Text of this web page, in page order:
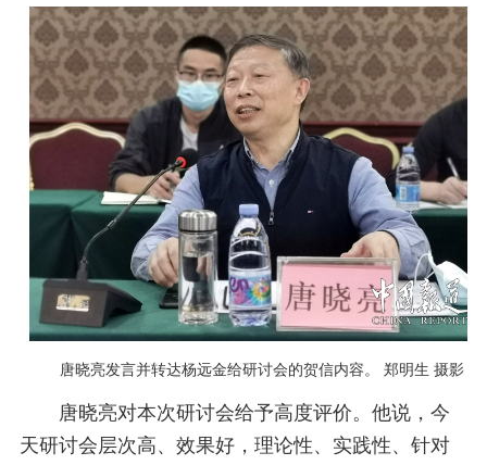
唐晓亮发言并转达杨远金给研讨会的贺信内容。 郑明生 摄影
唐晓亮对本次研讨会给予高度评价。他说，今
天研讨会层次高、效果好，理论性、实践性、针对